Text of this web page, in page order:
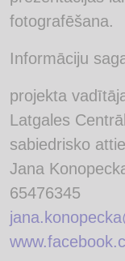
fotografēšana.
Informāciju
projekta
Latgales
sabiedrisko
Jana
65476345